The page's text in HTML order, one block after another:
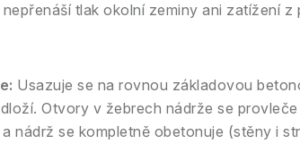
tlak okolní zeminy ani zatížení z
Usazuje se na rovnou základovou
Otvory v žebrech nádrže se
nádrž se kompletně obetonuje (stěny i